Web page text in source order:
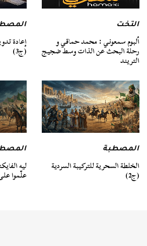
التخت
ألبوم سمعوني : محمد حماقي و
رحلة البحث عن الذات وسط ضجيج
التريند
إعادة
(ج3)
المصطبة
الخلطة السحرية للتركيبة السردية
(ج2)
ليه
علّموا